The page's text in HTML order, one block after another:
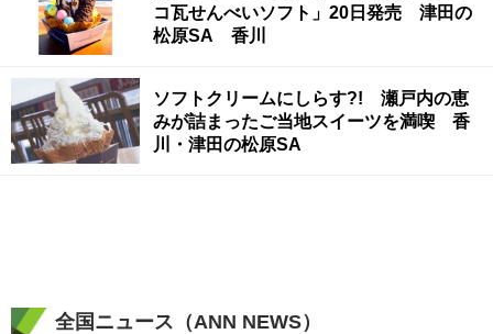
コ瓦せんべいソフト」20日発売 津田の
松原SA 香川
ソフトクリームにしらす?! 瀬戸内の恵
みが詰まったご当地スイーツを満喫 香
川・津田の松原SA
全国ニュース（ANN NEWS）